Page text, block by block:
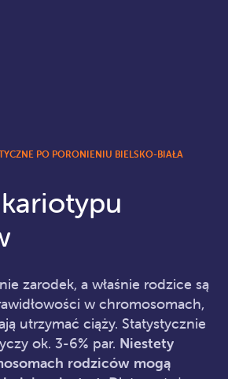
PO PORONIENIU BIELSKO-BIAŁA
zarodek, a właśnie rodzice są
w chromosomach,
utrzymać ciąży. Statystycznie
ok. 3-6% par. Niestety
rodziców mogą